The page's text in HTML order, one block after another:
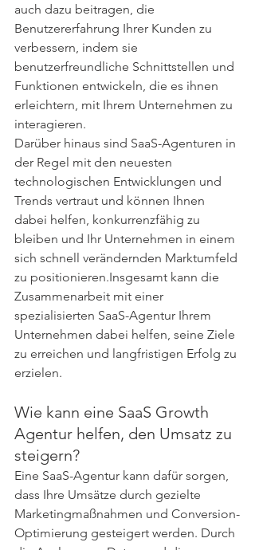
auch dazu beitragen, die
Benutzererfahrung Ihrer Kunden zu
verbessern, indem sie
benutzerfreundliche Schnittstellen und
Funktionen entwickeln, die es ihnen
erleichtern, mit Ihrem Unternehmen zu
interagieren.
Darüber hinaus sind SaaS-Agenturen in
der Regel mit den neuesten
technologischen Entwicklungen und
Trends vertraut und können Ihnen
dabei helfen, konkurrenzfähig zu
bleiben und Ihr Unternehmen in einem
sich schnell verändernden Marktumfeld
zu positionieren.Insgesamt kann die
Zusammenarbeit mit einer
spezialisierten SaaS-Agentur Ihrem
Unternehmen dabei helfen, seine Ziele
zu erreichen und langfristigen Erfolg zu
erzielen.
Wie kann eine SaaS Growth
Agentur helfen, den Umsatz zu
steigern?
Eine SaaS-Agentur kann dafür sorgen,
dass Ihre Umsätze durch gezielte
Marketingmaßnahmen und Conversion-
Optimierung gesteigert werden. Durch